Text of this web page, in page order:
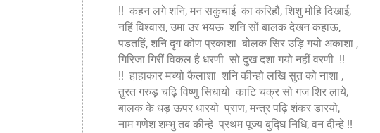
!! कहन लगे शनि, मन सकुचाई का करिहौ, शिशु मोहि दिखाई,
नहिं विश्वास, उमा उर भयऊ शनि सों बालक देखन कहाऊ,
पडतहिं, शनि दृग कोण प्रकाशा बोलक सिर उड़ि गयो अकाशा ,
गिरिजा गिरीं विकल है धरणी सो दुख दशा गयो नहीं वरणी !!
!! हाहाकार मच्यो कैलाशा शनि कीन्हो लखि सुत को नाशा ,
तुरत गरुड़ चढ़ि विष्णु सिधायो काटि चक्र सो गज शिर लाये,
बालक के धड़ ऊपर धारयो प्राण, मन्त्र पढ़ि शंकर डारयो,
नाम गणेश शम्भु तब कीन्हे प्रथम पूज्य बुद्घि निधि, वन दीन्हे !!